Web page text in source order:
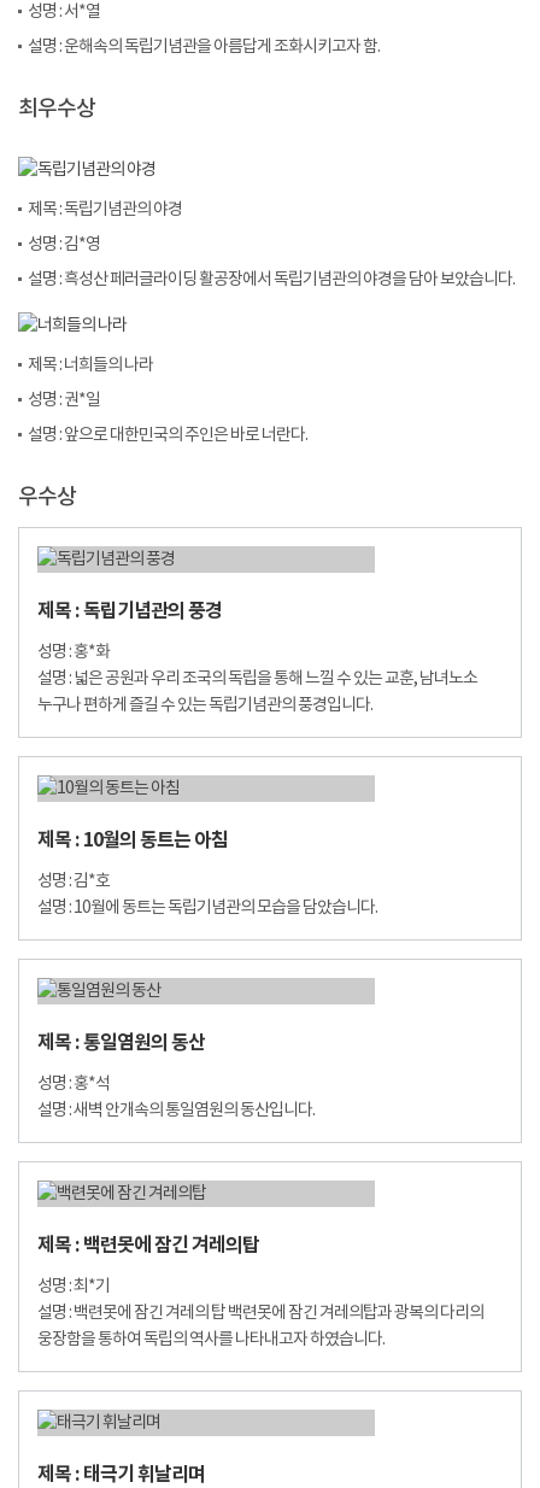
성명 : 서*열
설명 : 운해속의 독립기념관을 아름답게 조화시키고자 함.
최우수상
제목 : 독립기념관의 야경
성명 : 김*영
설명 : 흑성산 페러글라이딩 활공장에서 독립기념관의 야경을 담아 보았습니다.
제목 : 너희들의 나라
성명 : 권*일
설명 : 앞으로 대한민국의 주인은 바로 너란다.
우수상
제목 : 독립기념관의 풍경
성명 : 홍*화
설명 : 넓은 공원과 우리 조국의 독립을 통해 느낄 수 있는 교훈, 남녀노소
누구나 편하게 즐길 수 있는 독립기념관의 풍경입니다.
제목 : 10월의 동트는 아침
성명 : 김*호
설명 : 10월에 동트는 독립기념관의 모습을 담았습니다.
제목 : 통일염원의 동산
성명 : 홍*석
설명 : 새벽 안개속의 통일염원의 동산입니다.
제목 : 백련못에 잠긴 겨레의탑
성명 : 최*기
설명 : 백련못에 잠긴 겨레의 탑 백련못에 잠긴 겨레의탑과 광복의 다리의
웅장함을 통하여 독립의 역사를 나타내고자 하였습니다.
제목 : 태극기 휘날리며